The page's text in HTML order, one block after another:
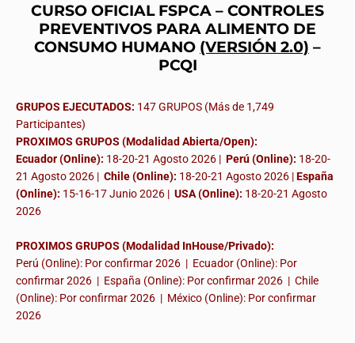
CURSO OFICIAL FSPCA – CONTROLES
PREVENTIVOS PARA ALIMENTO DE
CONSUMO HUMANO (VERSIÓN 2.0) –
PCQI
GRUPOS EJECUTADOS: 147 GRUPOS (Más de 1,749
Participantes)
PROXIMOS GRUPOS (Modalidad Abierta/Open):
Ecuador (Online): 18-20-21 Agosto 2026 | Perú (Online): 18-20-
21 Agosto 2026 | Chile (Online): 18-20-21 Agosto 2026 |España
(Online): 15-16-17 Junio 2026 | USA (Online): 18-20-21 Agosto
2026
PROXIMOS GRUPOS (Modalidad InHouse/Privado):
Perú (Online): Por confirmar 2026 | Ecuador (Online): Por
confirmar 2026 | España (Online): Por confirmar 2026 | Chile
(Online): Por confirmar 2026 | México (Online): Por confirmar
2026